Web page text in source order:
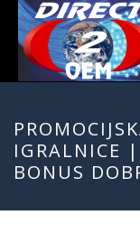
IGRALNICE
BONUS